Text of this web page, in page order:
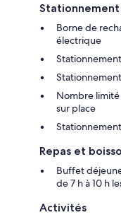
Borne de
électrique
Nombre
sur place
Repas et
Buffet
de 7 h à 10 h
Activités